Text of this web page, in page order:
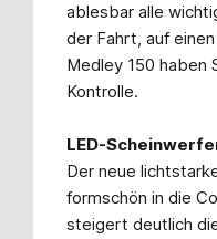
ablesbar alle
der Fahrt, auf
Medley 150 haben
Kontrolle.
LED-
Der neue
formschön in die
steigert deutlich